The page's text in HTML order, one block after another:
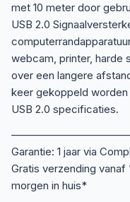
met 10 meter door
USB 2.0
webcam, printer, harde
over een langere
keer gekoppeld
USB 2.0 specificaties.
Garantie: 1 jaar via
Gratis verzending
morgen in huis*